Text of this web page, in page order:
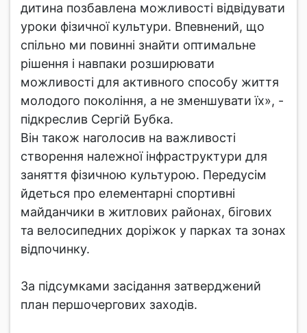
дитина позбавлена можливості відвідувати
уроки фізичної культури. Впевнений, що
спільно ми повинні знайти оптимальне
рішення і навпаки розширювати
можливості для активного способу життя
молодого покоління, а не зменшувати їх», -
підкреслив Сергій Бубка.
Він також наголосив на важливості
створення належної інфраструктури для
заняття фізичною культурою. Передусім
йдеться про елементарні спортивні
майданчики в житлових районах, бігових
та велосипедних доріжок у парках та зонах
відпочинку.
За підсумками засідання затверджений
план першочергових заходів.